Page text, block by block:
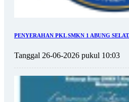
PENYERAHAN PKL SMKN 1 ABUNG
Tanggal 26-06-2026 pukul 10:03